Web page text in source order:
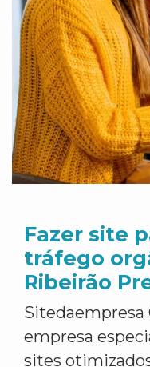
Fazer site
tráfego
Ribeirão
Sitedaempresa
empresa
sites